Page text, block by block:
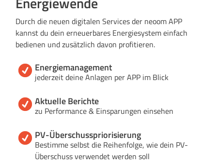
Durch die neuen digitalen Services der neoom APP
kannst du dein erneuerbares Energiesystem einfach
bedienen und zusätzlich davon profitieren.
Energiemanagement
jederzeit deine Anlagen per APP im Blick
Aktuelle Berichte
zu Performance & Einsparungen einsehen
PV-Überschusspriorisierung
Bestimme selbst die Reihenfolge, wie dein PV-
Überschuss verwendet werden soll